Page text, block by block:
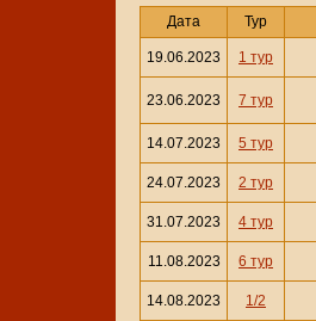
Дата Тур
19.06.2023 1 тур
23.06.2023 7 тур
14.07.2023 5 тур
24.07.2023 2 тур
31.07.2023 4 тур
11.08.2023 6 тур
14.08.2023 1/2